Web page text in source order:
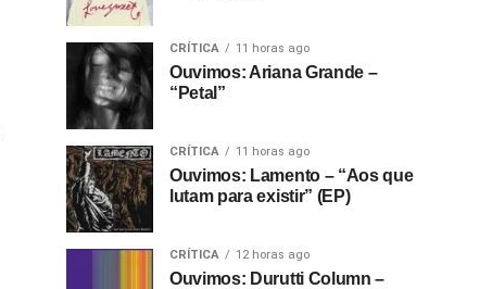
CRÍTICA 11 horas ago
Ouvimos: Ariana Grande –
“Petal”
CRÍTICA 11 horas ago
Ouvimos: Lamento – “Aos que
lutam para existir” (EP)
CRÍTICA 12 horas ago
Ouvimos: Durutti Column –